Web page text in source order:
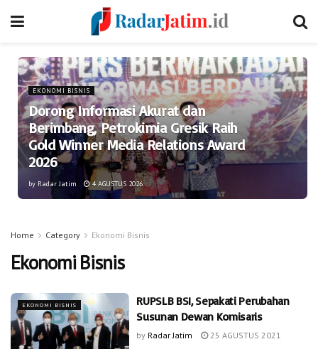
EKONOMI BISNIS
Dorong Informasi Akurat dan
Berimbang, Petrokimia Gresik Raih
Gold Winner Media Relations Award
2026
by Radar Jatim 4 AGUSTUS 2026
Home Category Ekonomi Bisnis
Ekonomi Bisnis
EKONOMI BISNIS
RUPSLB BSI, Sepakati Perubahan
Susunan Dewan Komisaris
by Radar Jatim 25 AGUSTUS 2021